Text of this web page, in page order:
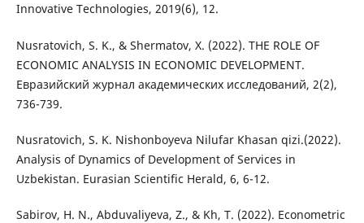
Innovative Technologies, 2019(6), 12.
Nusratovich, S. K., & Shermatov, X. (2022). THE ROLE OF
ECONOMIC ANALYSIS IN ECONOMIC DEVELOPMENT.
Евразийский журнал академических исследований, 2(2),
736-739.
Nusratovich, S. K. Nishonboyeva Nilufar Khasan qizi.(2022).
Analysis of Dynamics of Development of Services in
Uzbekistan. Eurasian Scientific Herald, 6, 6-12.
Sabirov, H. N., Abduvaliyeva, Z., & Kh, T. (2022). Econometric